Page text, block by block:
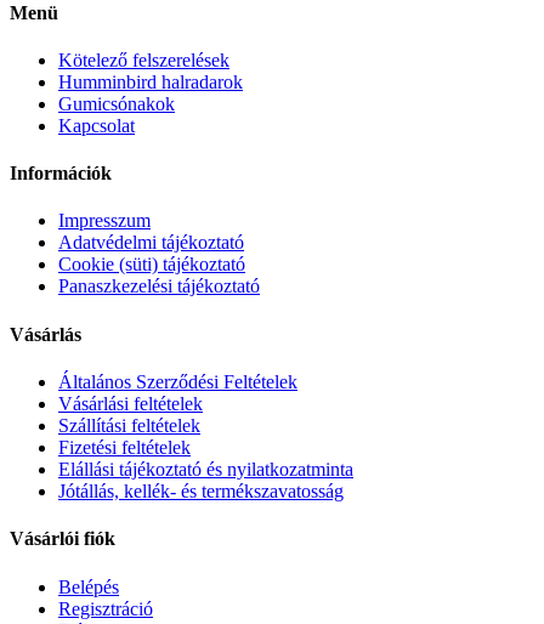
Menü
Kötelező felszerelések
Humminbird halradarok
Gumicsónakok
Kapcsolat
Információk
Impresszum
Adatvédelmi tájékoztató
Cookie (süti) tájékoztató
Panaszkezelési tájékoztató
Vásárlás
Általános Szerződési Feltételek
Vásárlási feltételek
Szállítási feltételek
Fizetési feltételek
Elállási tájékoztató és nyilatkozatminta
Jótállás, kellék- és termékszavatosság
Vásárlói fiók
Belépés
Regisztráció